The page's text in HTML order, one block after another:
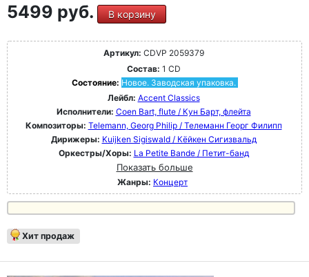
5499 руб. В корзину
Артикул: CDVP 2059379
Состав: 1 CD
Состояние: Новое. Заводская упаковка.
Лейбл: Accent Classics
Исполнители: Coen Bart, flute / Кун Барт, флейта
Композиторы: Telemann, Georg Philip / Телеманн Георг Филипп
Дирижеры: Kuijken Sigiswald / Кёйкен Сигизвальд
Оркестры/Хоры: La Petite Bande / Петит-банд
Показать больше
Жанры: Концерт
Хит продаж